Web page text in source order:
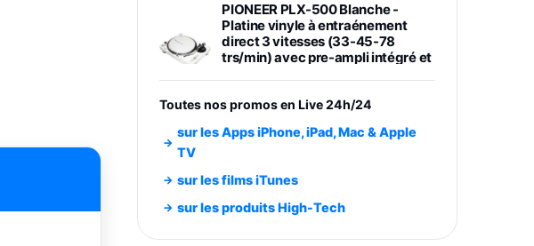
PIONEER PLX-500 Blanche -
Platine vinyle à entraénement
direct 3 vitesses (33-45-78
trs/min) avec pre-ampli intégré et
Smartphone SAMSUNG Galaxy
Smartphone SAMSUNG Galaxy
S26+ Violet 256Go
749,99€1240,43€Fnac (Vendeur Tiers)
Toutes nos promos en Live 24h/24
sur les Apps iPhone, iPad, Mac & Apple
TV
sur les films iTunes
sur les produits High-Tech